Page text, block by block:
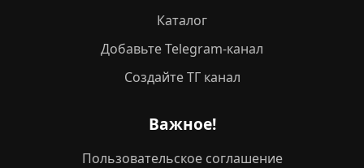
Каталог
Добавьте Telegram-канал
Создайте ТГ канал
Важное!
Пользовательское соглашение